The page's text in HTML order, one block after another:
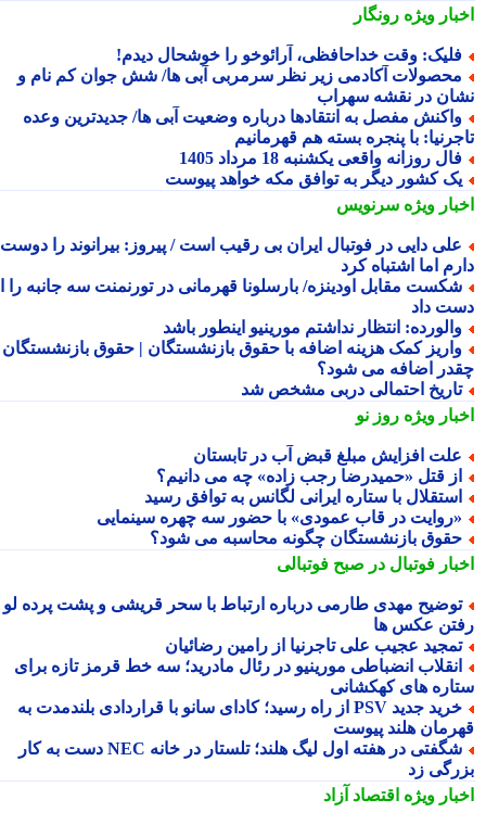
ویژهرونگار
وقت خداحافظی، آرائوخو را خوشحال دیدم!
آکادمی زیر نظر سرمربی آبی ها/ شش جوان کم نام و
در نقشه سهراب
مفصل به انتقادها درباره وضعیت آبی ها/ جدیدترین وعده
با پنجره بسته هم قهرمانیم
روزانه واقعی یکشنبه 18 مرداد 1405
کشور دیگر به توافق مکه خواهد پیوست
ویژهسرنویس
دایی در فوتبال ایران بی رقیب است / پیروز: بیرانوند را دوست
اما اشتباه کرد
مقابل اودینزه/ بارسلونا قهرمانی در تورنمنت سه جانبه را از
داد
انتظار نداشتم مورینیو اینطور باشد
کمک هزینه اضافه با حقوق بازنشستگان | حقوق بازنشستگان
اضافه می شود؟
احتمالی دربی مشخص شد
ویژهروز نو
افزایش مبلغ قبض آب در تابستان
قتل «حمیدرضا رجب زاده» چه می دانیم؟
با ستاره ایرانی لگانس به توافق رسید
در قاب عمودی» با حضور سه چهره سینمایی
بازنشستگان چگونه محاسبه می شود؟
فوتبال در صبح فوتبالی
مهدی طارمی درباره ارتباط با سحر قریشی و پشت پرده لو
عکس ها
عجیب علی تاجرنیا از رامین رضائیان
انضباطی مورینیو در رئال مادرید؛ سه خط قرمز تازه برای
های کهکشانی
خرید جدید PSV از راه رسید؛ کادای سانو با قراردادی بلندمدت به
هلند پیوست
شگفتی در هفته اول لیگ هلند؛ تلستار در خانه NEC دست به کار
زد
ویژهاقتصاد آزاد